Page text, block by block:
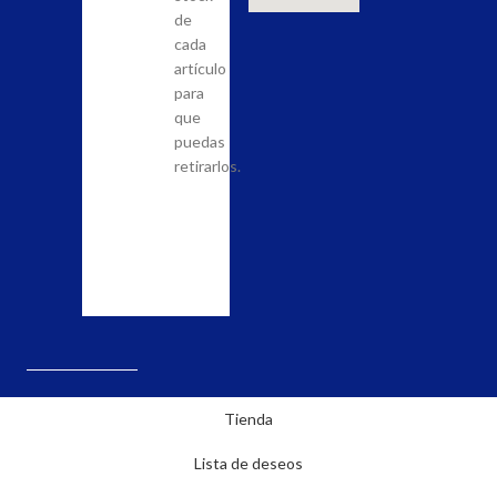
tener
posibilidad
productos
nuestra
de
cada
artículo
para
que
puedas
retirarlos.
Tienda
Lista de deseos